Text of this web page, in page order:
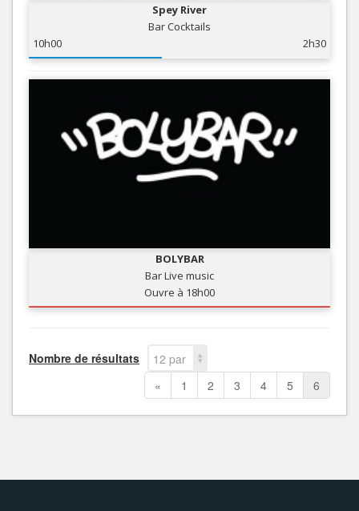
Spey River
Bar Cocktails
10h00
2h30
BOLYBAR
Bar Live music
Ouvre à 18h00
Nombre de résultats
12 par
page
« 1 2 3 4 5 6